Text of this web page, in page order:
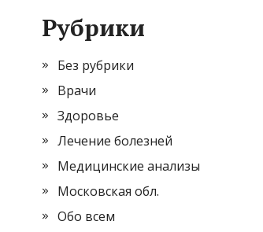
Рубрики
Без рубрики
Врачи
Здоровье
Лечение болезней
Медицинские анализы
Московская обл.
Обо всем